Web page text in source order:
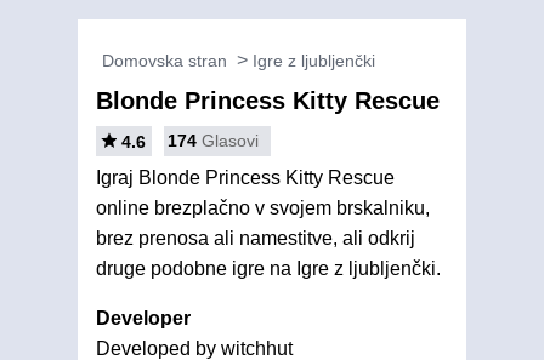
Domovska stran Igre z ljubljenčki
Blonde Princess Kitty Rescue
4.6 174 Glasovi
Igraj Blonde Princess Kitty Rescue
online brezplačno v svojem brskalniku,
brez prenosa ali namestitve, ali odkrij
druge podobne igre na Igre z ljubljenčki.
Developer
Developed by witchhut